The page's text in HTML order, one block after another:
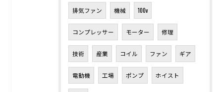
排気ファン 機械 100v
コンプレッサー モーター 修理
技術 産業 コイル ファン ギア
電動機 工場 ポンプ ホイスト